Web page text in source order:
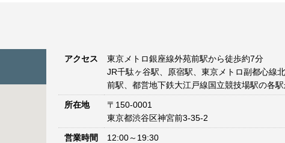
アクセス
東京メトロ銀座線外苑前駅から徒歩約7分
JR千駄ヶ谷駅、原宿駅、東京メトロ副都心線
前駅、都営地下鉄大江戸線国立競技場駅の各
所在地
〒150-0001
東京都渋谷区神宮前3-35-2
営業時間 12:00～19:30